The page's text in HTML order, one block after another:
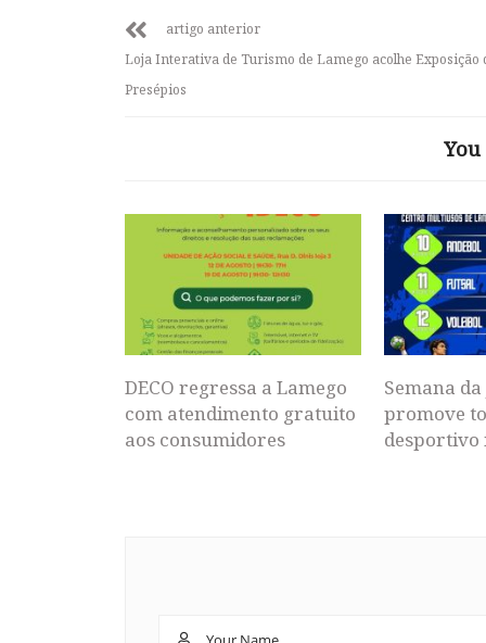
artigo anterior
Loja Interativa de Turismo de Lamego acolhe Exposição
Presépios
DECO regressa a Lamego
com atendimento gratuito
aos consumidores
Semana
promove